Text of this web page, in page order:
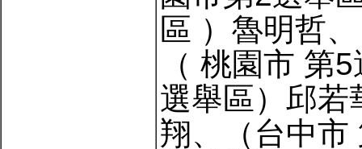
區 ）魯明哲
（ 桃園市 第
選舉區）邱若
翔、（台中市